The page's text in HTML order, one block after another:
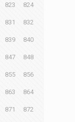
823 824
831 832
839 840
847 848
855 856
863 864
871 872